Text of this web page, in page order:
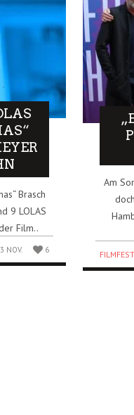
Brasch
9 LOLAS
Film..
3 NOV. 6
Am